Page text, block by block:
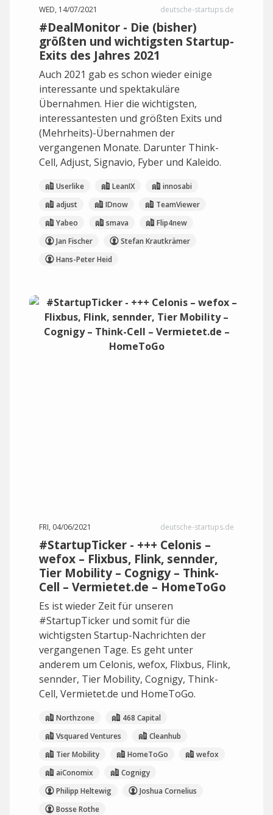
WED, 14/07/2021 deutsche-startups.de
#DealMonitor - Die (bisher)
größten und wichtigsten Startup-
Exits des Jahres 2021
Auch 2021 gab es schon wieder einige
interessante und spektakuläre
Übernahmen. Hier die wichtigsten,
interessantesten und größten Exits und
(Mehrheits)-Übernahmen der
vergangenen Monate. Darunter Think-
Cell, Adjust, Signavio, Fyber und Kaleido.
Userlike LeanIX
innosabi
adjust
IDnow
TeamViewer
Yabeo
smava
Flip4new
Jan Fischer
Stefan Krautkrämer
Hans-Peter Heid
FRI, 04/06/2021 deutsche-startups.de
#StartupTicker - +++ Celonis –
wefox – Flixbus, Flink, sennder,
Tier Mobility – Cognigy – Think-
Cell – Vermietet.de – HomeToGo
Es ist wieder Zeit für unseren
#StartupTicker und somit für die
wichtigsten Startup-Nachrichten der
vergangenen Tage. Es geht unter
anderem um Celonis, wefox, Flixbus, Flink,
sennder, Tier Mobility, Cognigy, Think-
Cell, Vermietet.de und HomeToGo.
Northzone
468 Capital
Vsquared Ventures
Cleanhub
Tier Mobility
HomeToGo
wefox
aiConomix
Cognigy
Philipp Heltewig
Joshua Cornelius
Bosse Rothe